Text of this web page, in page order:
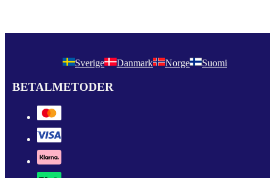
Sverige Danmark Norge Suomi
BETALMETODER